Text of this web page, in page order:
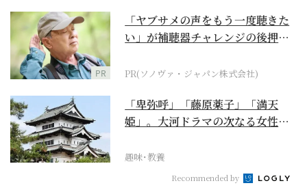
PR
「ヤブサメの声をもう一度聴きた
い」が補聴器チャレンジの後押し
PR(ソノヴァ・ジャパン株式会社)
「卑弥呼」「藤原薬子」「満天
姫」。大河ドラマの次なる女性主
趣味･教養
Recommended by